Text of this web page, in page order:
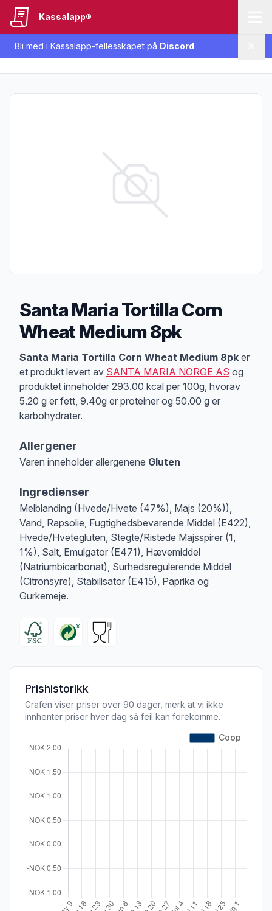
Bli med i Kassalapp-fellesskapet på Discord
Kassalapp®
Santa Maria Tortilla Corn
Wheat Medium 8pk
Produktbeskrivelse
Santa Maria Tortilla Corn Wheat Medium 8pk er
et produkt levert av SANTA MARIA NORGE AS og
produktet inneholder 293.00 kcal per 100g, hvorav
5.20 g er fett, 9.40g er proteiner og 50.00 g er
karbohydrater.
Allergener
Varen inneholder allergenene Gluten
Ingredienser
Melblanding (Hvede/Hvete (47%), Majs (20%)),
Vand, Rapsolie, Fugtighedsbevarende Middel (E422),
Hvede/Hvetegluten, Stegte/Ristede Majsspirer (1,
1%), Salt, Emulgator (E471), Hævemiddel
(Natriumbicarbonat), Surhedsregulerende Middel
(Citronsyre), Stabilisator (E415), Paprika og
Gurkemeje.
Prishistorikk
Grafen viser priser over 90 dager, merk at vi ikke
innhenter priser hver dag så feil kan forekomme.